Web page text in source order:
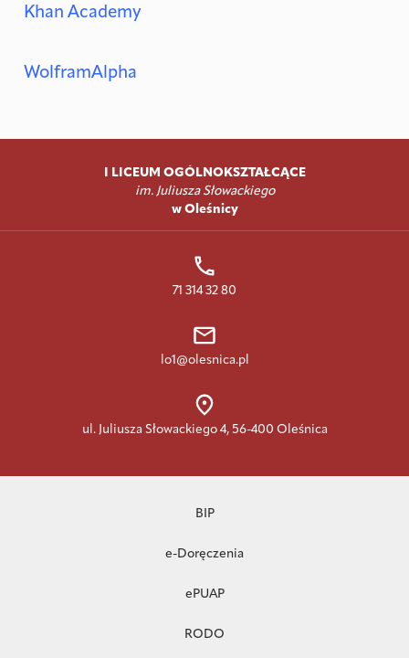
Khan Academy
WolframAlpha
I LICEUM OGÓLNOKSZTAŁCĄCE
im. Juliusza Słowackiego
w Oleśnicy
71 314 32 80
lo1@olesnica.pl
ul. Juliusza Słowackiego 4, 56-400 Oleśnica
BIP
e-Doręczenia
ePUAP
RODO